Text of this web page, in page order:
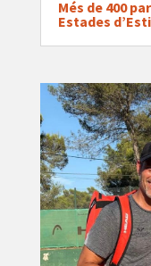
Més de 400
Estades